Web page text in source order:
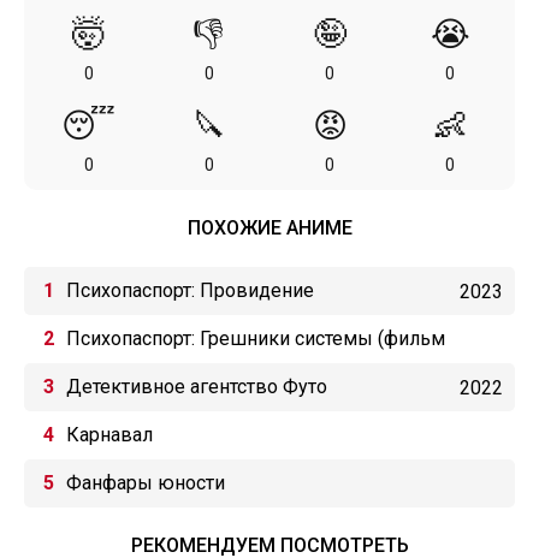
🤯
0
👎
0
🤪
0
😭
0
😴
0
🔪
0
😡
0
👶
0
ПОХОЖИЕ АНИМЕ
Психопаспорт: Провидение 2023
Психопаспорт: Грешники системы (фильм
первый)
Детективное агентство Футо 2022
Карнавал
Фанфары юности
РЕКОМЕНДУЕМ ПОСМОТРЕТЬ